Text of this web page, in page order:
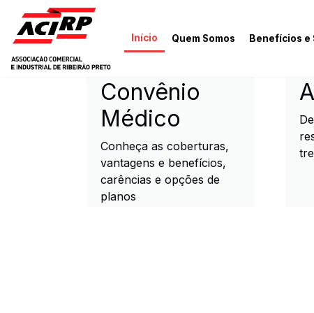
Pular para o conteúdo principal
Início Quem Somos Benefícios e
ACIRP - Associação
Convênio
Médico
Conheça as coberturas,
vantagens e benefícios,
carências e opções de
planos